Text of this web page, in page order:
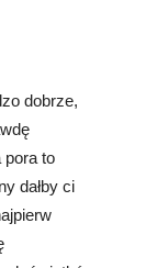
dobrze,
pora to
dałby ci